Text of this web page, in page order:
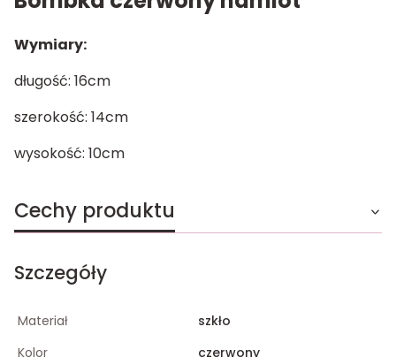
Wymiary:
długość: 16cm
szerokość: 14cm
wysokość: 10cm
Cechy produktu
Szczegóły
Materiał
szkło
Kolor
czerwony